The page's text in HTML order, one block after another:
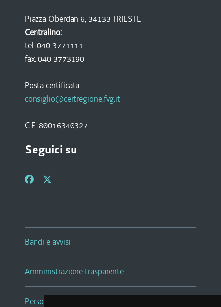
Piazza Oberdan 6, 34133 TRIESTE
Centralino:
tel. 040 3771111
fax. 040 3773190
Posta certificata:
consiglio@certregione.fvg.it
C.F. 80016340327
Seguici su
Bandi e avvisi
Amministrazione trasparente
Persone e Uffici